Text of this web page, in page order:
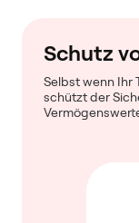
Schutz
Selbst wenn Ihr
schützt der